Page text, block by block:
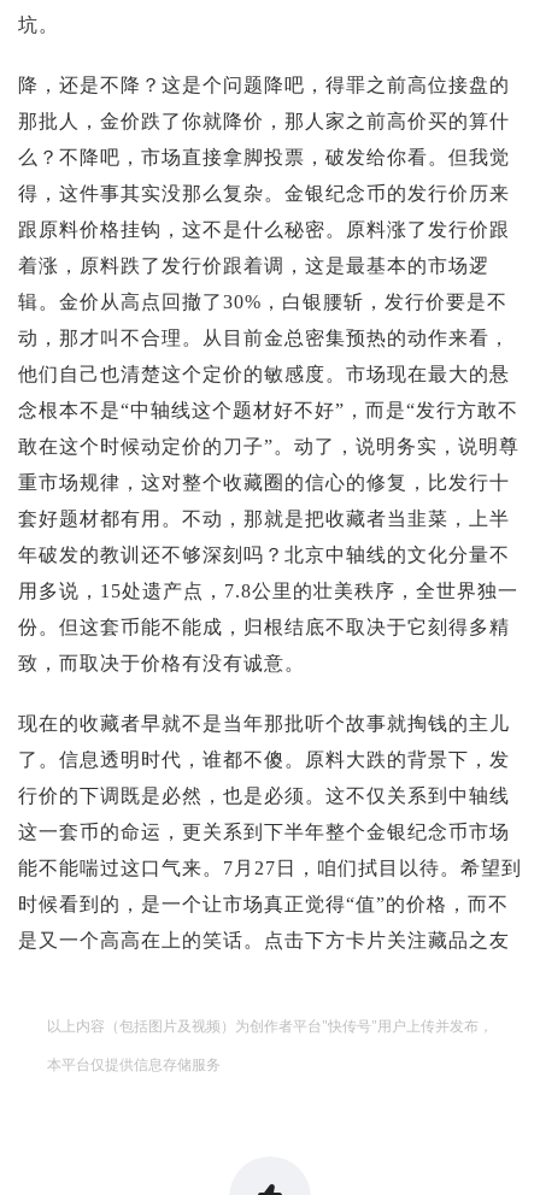
坑。
降，还是不降？这是个问题降吧，得罪之前高位接盘的
那批人，金价跌了你就降价，那人家之前高价买的算什
么？不降吧，市场直接拿脚投票，破发给你看。但我觉
得，这件事其实没那么复杂。金银纪念币的发行价历来
跟原料价格挂钩，这不是什么秘密。原料涨了发行价跟
着涨，原料跌了发行价跟着调，这是最基本的市场逻
辑。金价从高点回撤了30%，白银腰斩，发行价要是不
动，那才叫不合理。从目前金总密集预热的动作来看，
他们自己也清楚这个定价的敏感度。市场现在最大的悬
念根本不是“中轴线这个题材好不好”，而是“发行方敢不
敢在这个时候动定价的刀子”。动了，说明务实，说明尊
重市场规律，这对整个收藏圈的信心的修复，比发行十
套好题材都有用。不动，那就是把收藏者当韭菜，上半
年破发的教训还不够深刻吗？北京中轴线的文化分量不
用多说，15处遗产点，7.8公里的壮美秩序，全世界独一
份。但这套币能不能成，归根结底不取决于它刻得多精
致，而取决于价格有没有诚意。
现在的收藏者早就不是当年那批听个故事就掏钱的主儿
了。信息透明时代，谁都不傻。原料大跌的背景下，发
行价的下调既是必然，也是必须。这不仅关系到中轴线
这一套币的命运，更关系到下半年整个金银纪念币市场
能不能喘过这口气来。7月27日，咱们拭目以待。希望到
时候看到的，是一个让市场真正觉得“值”的价格，而不
是又一个高高在上的笑话。点击下方卡片关注藏品之友
以上内容（包括图片及视频）为创作者平台"快传号"用户上传并发布，
本平台仅提供信息存储服务